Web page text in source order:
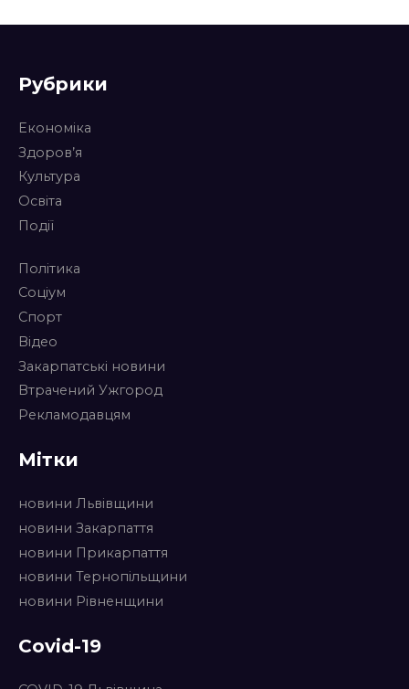
Рубрики
Економіка
Здоров’я
Культура
Освіта
Події
Політика
Соціум
Спорт
Відео
Закарпатські новини
Втрачений Ужгород
Рекламодавцям
Мітки
новини Львівщини
новини Закарпаття
новини Прикарпаття
новини Тернопільщини
новини Рівненщини
Covid-19